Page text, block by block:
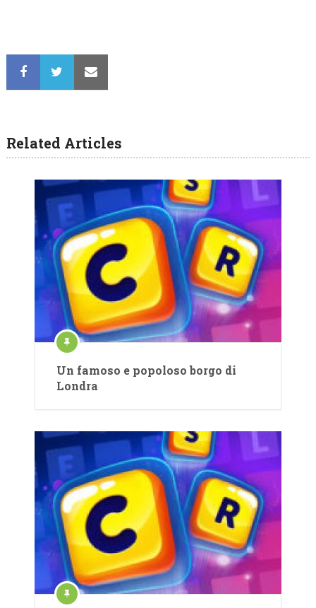
Related Articles
Un famoso e popoloso borgo di
Londra